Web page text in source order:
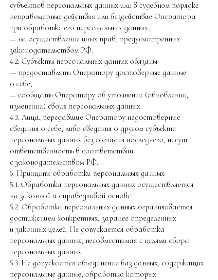
субъектов персональных данных или в судебном порядке
неправомерные действия или бездействие Оператора
при обработке его персональных данных;
— на осуществление иных прав, предусмотренных
законодательством РФ.
4.2. Субъекты персональных данных обязаны:
— предоставлять Оператору достоверные данные
о себе;
— сообщать Оператору об уточнении (обновлении,
изменении) своих персональных данных.
4.3. Лица, передавшие Оператору недостоверные
сведения о себе, либо сведения о другом субъекте
персональных данных без согласия последнего, несут
ответственность в соответствии
с законодательством РФ.
5. Принципы обработки персональных данных
5.1. Обработка персональных данных осуществляется
на законной и справедливой основе.
5.2. Обработка персональных данных ограничивается
достижением конкретных, заранее определенных
и законных целей. Не допускается обработка
персональных данных, несовместимая с целями сбора
персональных данных.
5.3. Не допускается объединение баз данных, содержащих
персональные данные, обработка которых